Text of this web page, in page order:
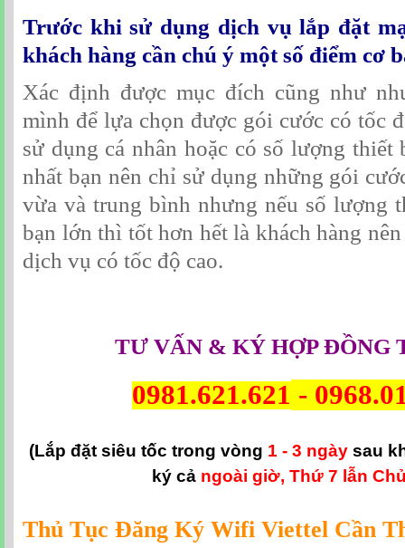
Trước khi sử dụng dịch vụ lắp đặt
khách hàng cần chú ý một số điểm cơ
Xác định được mục đích cũng như
mình để lựa chọn được gói cước có tốc
sử dụng cá nhân hoặc có số lượng
nhất bạn nên chỉ sử dụng những gói
vừa và trung bình nhưng nếu số lượng
bạn lớn thì tốt hơn hết là khách hàng
dịch vụ có tốc độ cao.
TƯ VẤN & KÝ HỢP ĐỒNG
0981.621.621 -
(Lắp đặt siêu tốc trong vòng 1 - 3 ngày sau
ký cả ngoài giờ, Thứ 7 lẫn
Thủ Tục Đăng Ký Wifi Viettel Cần